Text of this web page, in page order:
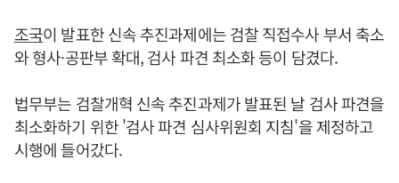
조국이 발표한 신속 추진과제에는 검찰 직접수사 부서 축소
와 형사·공판부 확대, 검사 파견 최소화 등이 담겼다.
법무부는 검찰개혁 신속 추진과제가 발표된 날 검사 파견을
최소화하기 위한 '검사 파견 심사위원회 지침'을 제정하고
시행에 들어갔다.